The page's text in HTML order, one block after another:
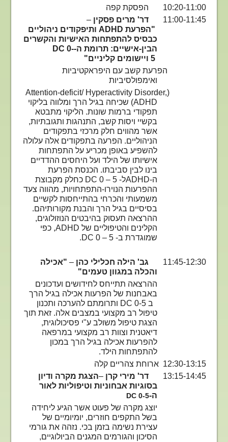
10:20-11:00 הפסקת קפה
11:00-11:45
דר' מרים פסקין –
"הפרעת ADHD ותיפקודים ניהוליים
כבסיס להתפתחות האישיות והקשרים
הבין-אישיים: תרומת ה-DC 0-
5ויישומים קליניים"
הפרעת קשב עם היפראקטיביות
ואימפולסיביות
(
Attention-deficit/ Hyperactivity Disorder,
ADHD) שכיחה בגיל הרך ומלווה בליקוי
תפקודי ברמות שונות. הליקוי מתבטא
בקשיי ויסות קשב, התנהגות ותגובתיות,
אשר מהווים חלק מרכזי בתפקודים
הניהוליים. הפרעה בתפקודים אלה עלולה
להשפיע באופן מכריע על התפתחות
אישיותו של הילד ועל היחסים ההדדיים
בינו לבין סביבתו. הכנסת הפרעת
ה-ADHDל- 5 – 0 DC כחלק מקבוצת
ההפרעות הנוירו-התפתחויות, מהווה צעד
משמעותי והכרחי בהתייחסות לקשיים
בסיסיים בגיל הרך והבנת מקורותיהם.
ההרצאה תעסוק בהיבטים הנוזולוגים,
הקלינים והטיפוליים של ADHD, כפי
שמוגדרת ב- 5 – 0
DC
.
11:45-12:30 גב' הילה חכלילי כהן – "אכילה
והכלה במגוון טעמים"
ההרצאה תתייחס לחידושים ועדכונים
באבחנות של הפרעות אכילה בגיל הרך
ב DC 0-5 ותרומתם להערכה ותכנון
טיפול רב מקצועי במצבים אלה. זאת תוך
הצגת טיפול משולב ע"י פסיכולוגית,
דיאטנית וצוות רב מקצועי במרפאה
להפרעות אכילה בגיל הרך במכון
להתפתחות הילד.
12:30-13:15 ארוחת צהריים קלה
13:15-14:45
דר' מירי קרן –הצגת מקרה ודיון
בסוגיות אבחוניות וטיפוליות לאור
ה-DC 0-5
יוצג מקרה של פעוט אשר הגיע ליחידה
בשל התקפים חוזרים, יומיומיים של
עצירת נשימה בזמן בכי. נזהה את גורמי
הסיכון והגורמים המגנים הביולוגיים,